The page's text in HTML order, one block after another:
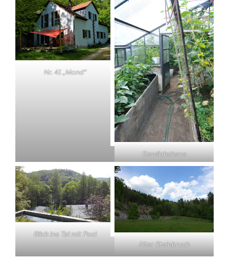
Nr. 41 „Mond“
Gewächshaus
Blick ins Tal mit Pool
Alter Steinbruch